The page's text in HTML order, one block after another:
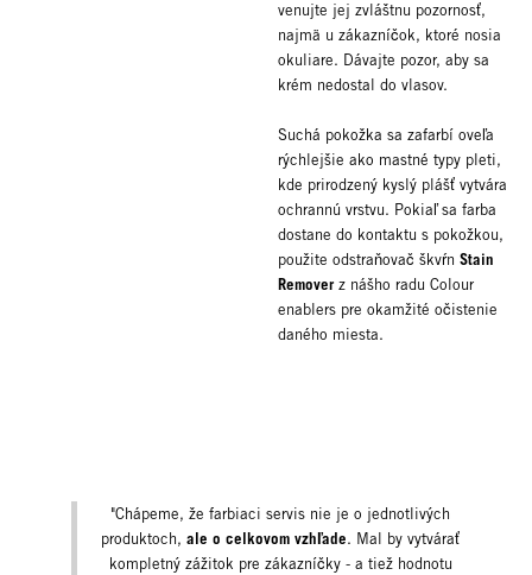
venujte jej zvláštnu pozornosť,
najmä u zákazníčok, ktoré nosia
okuliare. Dávajte pozor, aby sa
krém nedostal do vlasov.
Suchá pokožka sa zafarbí oveľa
rýchlejšie ako mastné typy pleti,
kde prirodzený kyslý plášť vytvára
ochrannú vrstvu. Pokiaľ sa farba
dostane do kontaktu s pokožkou,
použite odstraňovač škvŕn Stain
Remover z nášho radu Colour
enablers pre okamžité očistenie
daného miesta.
"Chápeme, že farbiaci servis nie je o jednotlivých
produktoch,ale o celkovom vzhľade. Mal by vytvárať
kompletný zážitok pre zákazníčky - a tiež hodnotu